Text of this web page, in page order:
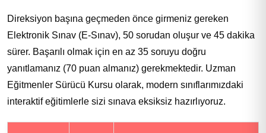
Direksiyon başına geçmeden önce girmeniz gereken
Elektronik Sınav (E-Sınav), 50 sorudan oluşur ve 45 dakika
sürer. Başarılı olmak için en az 35 soruyu doğru
yanıtlamanız (70 puan almanız) gerekmektedir. Uzman
Eğitmenler Sürücü Kursu olarak, modern sınıflarımızdaki
interaktif eğitimlerle sizi sınava eksiksiz hazırlıyoruz.